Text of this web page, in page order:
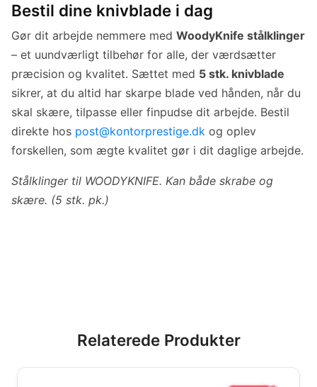
Bestil dine knivblade i dag
Gør dit arbejde nemmere med WoodyKnife stålklinger
– et uundværligt tilbehør for alle, der værdsætter
præcision og kvalitet. Sættet med 5 stk. knivblade
sikrer, at du altid har skarpe blade ved hånden, når du
skal skære, tilpasse eller finpudse dit arbejde. Bestil
direkte hos post@kontorprestige.dk og oplev
forskellen, som ægte kvalitet gør i dit daglige arbejde.
Stålklinger til WOODYKNIFE. Kan både skrabe og
skære. (5 stk. pk.)
Relaterede Produkter